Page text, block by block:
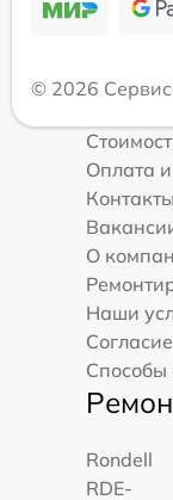
© 2026
Оплата
Контакты
О
Наши
Способы
Rondell
RDE-